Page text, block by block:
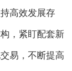
高效发展存
，紧盯配套新
易，不断提高